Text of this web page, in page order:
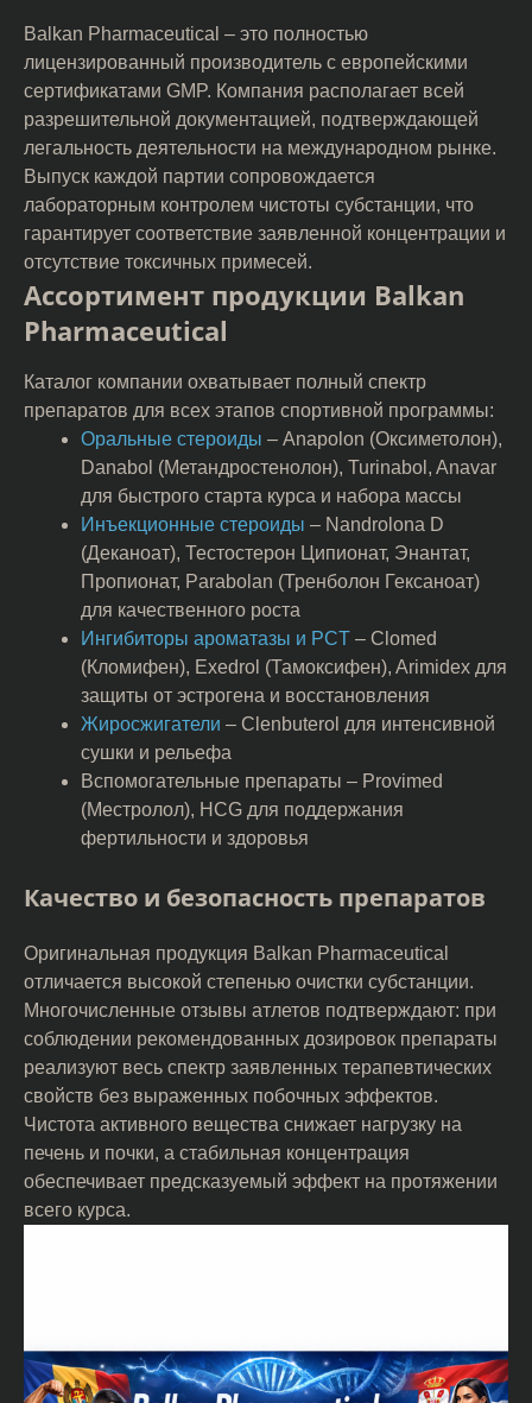
Balkan Pharmaceutical – это полностью
лицензированный производитель с европейскими
сертификатами GMP. Компания располагает всей
разрешительной документацией, подтверждающей
легальность деятельности на международном рынке.
Выпуск каждой партии сопровождается
лабораторным контролем чистоты субстанции, что
гарантирует соответствие заявленной концентрации и
отсутствие токсичных примесей.
Ассортимент продукции Balkan
Pharmaceutical
Каталог компании охватывает полный спектр
препаратов для всех этапов спортивной программы:
Оральные стероиды – Anapolon (Оксиметолон),
Danabol (Метандростенолон), Turinabol, Anavar
для быстрого старта курса и набора массы
Инъекционные стероиды – Nandrolona D
(Деканоат), Тестостерон Ципионат, Энантат,
Пропионат, Parabolan (Тренболон Гексаноат)
для качественного роста
Ингибиторы ароматазы и PCT – Clomed
(Кломифен), Exedrol (Тамоксифен), Arimidex для
защиты от эстрогена и восстановления
Жиросжигатели – Clenbuterol для интенсивной
сушки и рельефа
Вспомогательные препараты – Provimed
(Местролол), HCG для поддержания
фертильности и здоровья
Качество и безопасность препаратов
Оригинальная продукция Balkan Pharmaceutical
отличается высокой степенью очистки субстанции.
Многочисленные отзывы атлетов подтверждают: при
соблюдении рекомендованных дозировок препараты
реализуют весь спектр заявленных терапевтических
свойств без выраженных побочных эффектов.
Чистота активного вещества снижает нагрузку на
печень и почки, а стабильная концентрация
обеспечивает предсказуемый эффект на протяжении
всего курса.